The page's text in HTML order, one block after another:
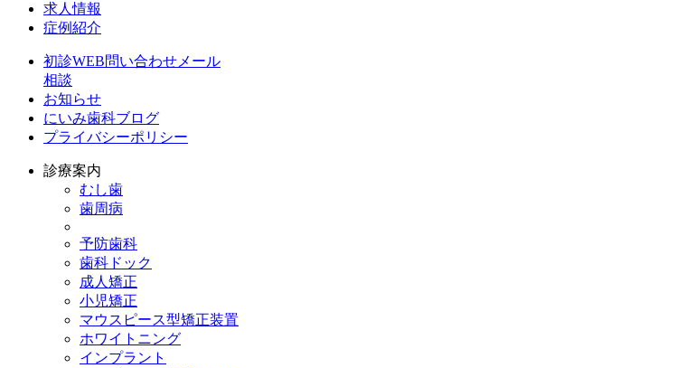
求人情報
症例紹介
初診WEB問い合わせメール
相談
お知らせ
にいみ歯科ブログ
プライバシーポリシー
診療案内
むし歯
歯周病
予防歯科
歯科ドック
成人矯正
小児矯正
マウスピース型矯正装置
ホワイトニング
インプラント